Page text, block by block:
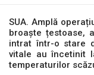
SUA. Amplă
broaște țestoase,
intrat într-o stare
vitale au încetinit
temperaturilor